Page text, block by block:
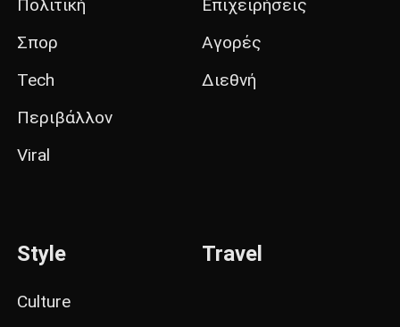
Πολιτική
Σπορ
Tech
Περιβάλλον
Viral
Επιχειρήσεις
Αγορές
Διεθνή
Style
Culture
Travel